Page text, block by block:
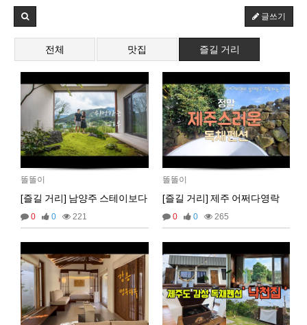
글쓰기
전체 맛집 즐길 거리
똘똘이
[즐길 거리] 남양주 스테이보다
0 0 221
똘똘이
[즐길 거리] 제주 어쩌다영락
0 0 265
비회원h2886he6tavaqo5gfcutpauv7a 아 업비트
비회원h2886he6tavaqo5gfcutpauv7a 어캐하노
비회원h2886he6tavaqo5gfcutpauv7a 왜안되ㄴ노
16:53:48
마스터욱
18:04:17
2025년 06월 27일 금요일
벌레세끼 ㅡ.,ㅡ
09:50:02
벌레세끼
2025년 07월 03일 목요일
비회원dv2usu9hbebam2evg87nl8ufh5 안녕하세요!
19:24:33
비회원dv2usu9hbebam2evg87nl8ufh5 혹시 크롤링을 ms단위로 하시는분들도 계실까요? 19:24:47
제 한계는 초단위네요...
19:24:54
마스터욱
초단위도 힘듭겁니다. 대부분 벤당해요 20:43:23
2025년 07월 16일 수요일